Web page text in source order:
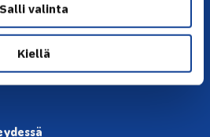
Salli valinta
Kiellätie 1, 00250 Helsinki